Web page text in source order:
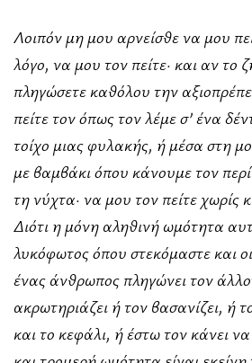
Λοιπόν μη μου αρνείσθε να μου
λόγο, να μου τον πείτε· και αν το
πληγώσετε καθόλου την
πείτε τον όπως τον λέμε σ’ ένα
τοίχο μιας φυλακής, ή μέσα στη
με βαμβάκι όπου κάνουμε τον
τη νύχτα· να μου τον πείτε χωρίς
Διότι η μόνη αληθινή ωμότητα
λυκόφωτος όπου στεκόμαστε και
ένας άνθρωπος πληγώνει τον
ακρωτηριάζει ή τον βασανίζει, ή
και το κεφάλι, ή έστω τον κάνει